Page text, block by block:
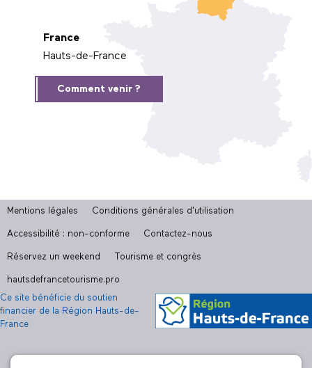
France
Hauts-de-France
Comment venir ?
Mentions légales Conditions générales d'utilisation
Accessibilité : non-conforme Contactez-nous
Réservez un weekend Tourisme et congrès
hautsdefrancetourisme.pro
Ce site bénéficie du soutien
financier de la Région Hauts-de-
France